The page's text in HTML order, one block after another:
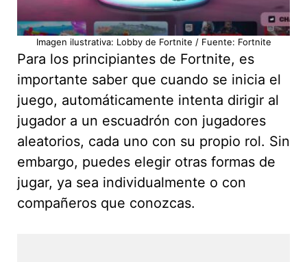
Imagen ilustrativa: Lobby de Fortnite / Fuente: Fortnite
Para los principiantes de Fortnite, es
importante saber que cuando se inicia el
juego, automáticamente intenta dirigir al
jugador a un escuadrón con jugadores
aleatorios, cada uno con su propio rol. Sin
embargo, puedes elegir otras formas de
jugar, ya sea individualmente o con
compañeros que conozcas.